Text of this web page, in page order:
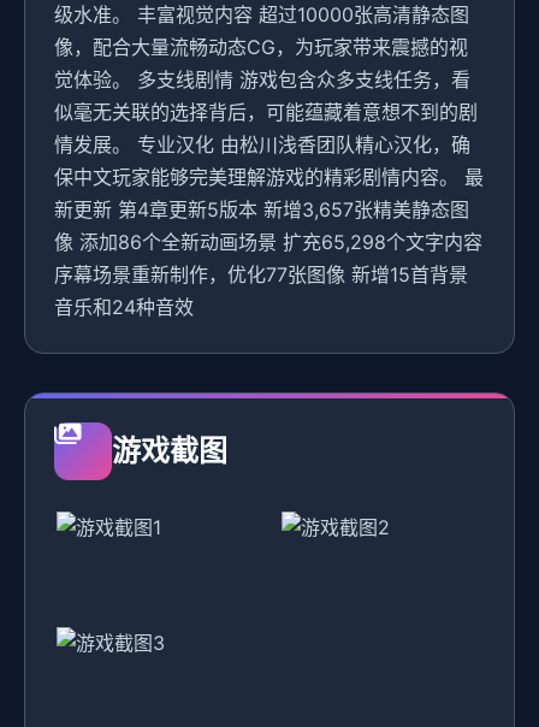
级水准。 丰富视觉内容 超过10000张高清静态图
像，配合大量流畅动态CG，为玩家带来震撼的视
觉体验。 多支线剧情 游戏包含众多支线任务，看
似毫无关联的选择背后，可能蕴藏着意想不到的剧
情发展。 专业汉化 由松川浅香团队精心汉化，确
保中文玩家能够完美理解游戏的精彩剧情内容。 最
新更新 第4章更新5版本 新增3,657张精美静态图
像 添加86个全新动画场景 扩充65,298个文字内容
序幕场景重新制作，优化77张图像 新增15首背景
音乐和24种音效
游戏截图